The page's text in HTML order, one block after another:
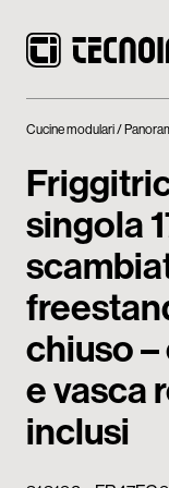
Prodotti
Mondo
News
Download
Contatti
Cucine modulari
singola
chiuso
e vasca
inclusi